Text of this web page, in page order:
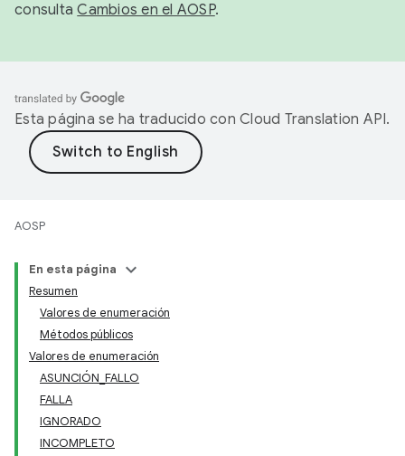
consultaCambios en el AOSP.
Esta página se ha traducido con Cloud Translation API.
AOSP
En esta página
Resumen
Valores de enumeración
Métodos públicos
Valores de enumeración
ASUNCIÓN_FALLO
FALLA
IGNORADO
INCOMPLETO